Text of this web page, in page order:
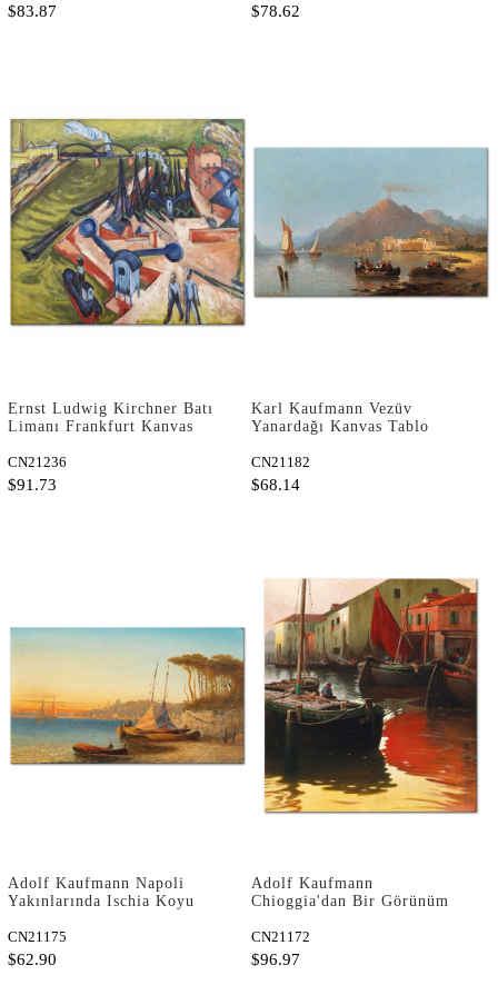
$83.87 $78.62
Ernst Ludwig Kirchner Batı
Limanı Frankfurt Kanvas
CN21236
$91.73
Karl Kaufmann Vezüv
Yanardağı Kanvas Tablo
CN21182
$68.14
Adolf Kaufmann Napoli
Yakınlarında Ischia Koyu
CN21175
$62.90
Adolf Kaufmann
Chioggia'dan Bir Görünüm
CN21172
$96.97